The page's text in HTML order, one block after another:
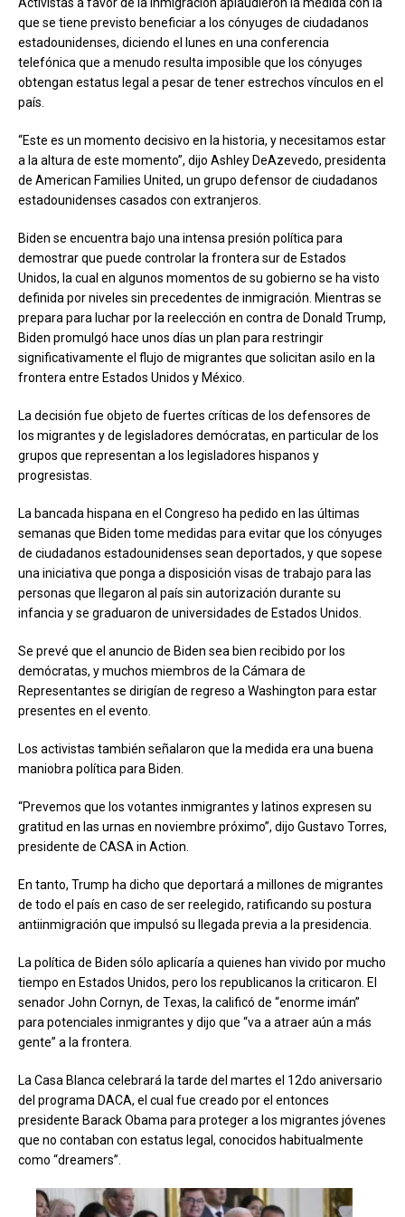
que se tiene previsto beneficiar a los cónyuges de ciudadanos
estadounidenses, diciendo el lunes en una conferencia
telefónica que a menudo resulta imposible que los cónyuges
obtengan estatus legal a pesar de tener estrechos vínculos en el
país.
“Este es un momento decisivo en la historia, y necesitamos estar
a la altura de este momento”, dijo Ashley DeAzevedo, presidenta
de American Families United, un grupo defensor de ciudadanos
estadounidenses casados con extranjeros.
Biden se encuentra bajo una intensa presión política para
demostrar que puede controlar la frontera sur de Estados
Unidos, la cual en algunos momentos de su gobierno se ha visto
definida por niveles sin precedentes de inmigración. Mientras se
prepara para luchar por la reelección en contra de Donald Trump,
Biden promulgó hace unos días un plan para restringir
significativamente el flujo de migrantes que solicitan asilo en la
frontera entre Estados Unidos y México.
La decisión fue objeto de fuertes críticas de los defensores de
los migrantes y de legisladores demócratas, en particular de los
grupos que representan a los legisladores hispanos y
progresistas.
La bancada hispana en el Congreso ha pedido en las últimas
semanas que Biden tome medidas para evitar que los cónyuges
de ciudadanos estadounidenses sean deportados, y que sopese
una iniciativa que ponga a disposición visas de trabajo para las
personas que llegaron al país sin autorización durante su
infancia y se graduaron de universidades de Estados Unidos.
Se prevé que el anuncio de Biden sea bien recibido por los
demócratas, y muchos miembros de la Cámara de
Representantes se dirigían de regreso a Washington para estar
presentes en el evento.
Los activistas también señalaron que la medida era una buena
maniobra política para Biden.
“Prevemos que los votantes inmigrantes y latinos expresen su
gratitud en las urnas en noviembre próximo”, dijo Gustavo Torres,
presidente de CASA in Action.
En tanto, Trump ha dicho que deportará a millones de migrantes
de todo el país en caso de ser reelegido, ratificando su postura
antiinmigración que impulsó su llegada previa a la presidencia.
La política de Biden sólo aplicaría a quienes han vivido por mucho
tiempo en Estados Unidos, pero los republicanos la criticaron. El
senador John Cornyn, de Texas, la calificó de “enorme imán”
para potenciales inmigrantes y dijo que “va a atraer aún a más
gente” a la frontera.
La Casa Blanca celebrará la tarde del martes el 12do aniversario
del programa DACA, el cual fue creado por el entonces
presidente Barack Obama para proteger a los migrantes jóvenes
que no contaban con estatus legal, conocidos habitualmente
como “dreamers”.